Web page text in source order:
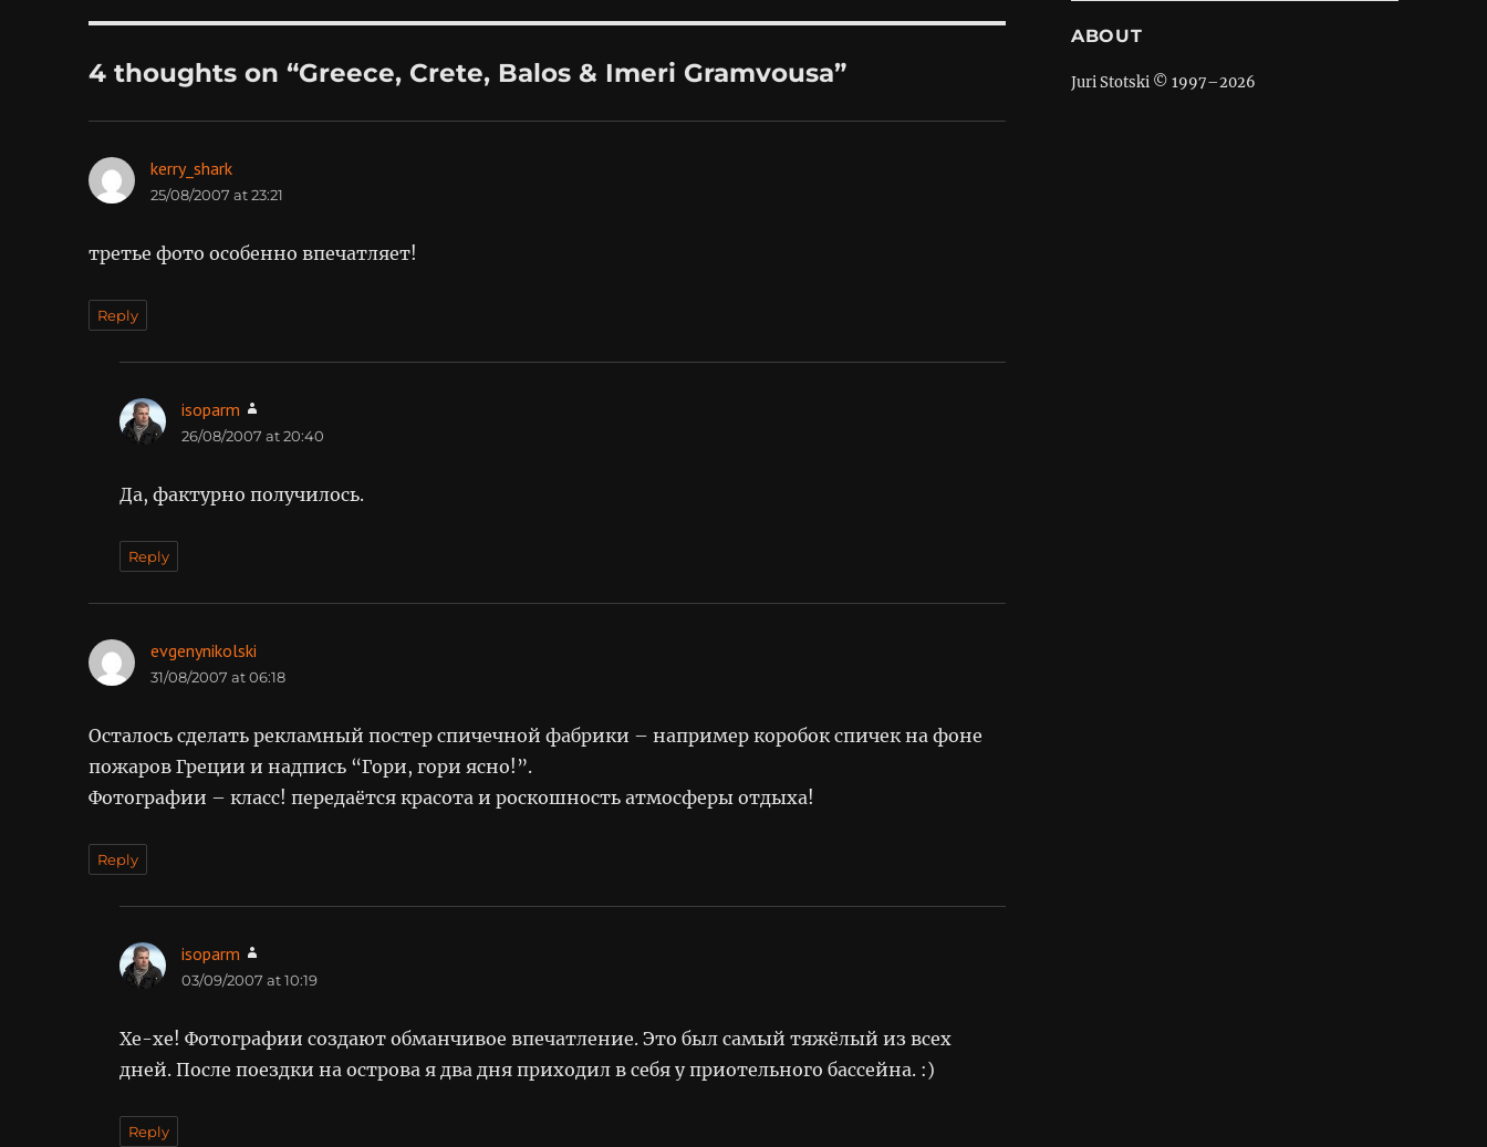
4 thoughts on “Greece, Crete, Balos & Imeri Gramvousa”
kerry_shark
25/08/2007 at 23:21
третье фото особенно впечатляет!
Reply
isoparm
26/08/2007 at 20:40
Да, фактурно получилось.
Reply
evgenynikolski
31/08/2007 at 06:18
Осталось сделать рекламный постер спичечной фабрики – например коробок спичек на фоне
пожаров Греции и надпись “Гори, гори ясно!”.
Фотографии – класс! передаётся красота и роскошность атмосферы отдыха!
Reply
isoparm
03/09/2007 at 10:19
Хе-хе! Фотографии создают обманчивое впечатление. Это был самый тяжёлый из всех
дней. После поездки на острова я два дня приходил в себя у приотельного бассейна. :)
Reply
ABOUT
Juri Stotski © 1997–2026